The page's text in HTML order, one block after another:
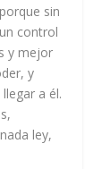
sin
control
y mejor
y
a él.
ley,